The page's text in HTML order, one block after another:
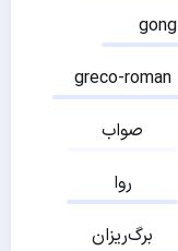
gong
greco-roman
صواب
روا
برگ‌ریزان